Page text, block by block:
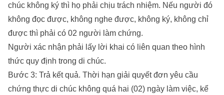
chúc không ký thì họ phải chịu trách nhiệm. Nếu người đó
không đọc được, không nghe được, không ký, không chỉ
được thì phải có 02 người làm chứng.
Người xác nhận phải lấy lời khai có liên quan theo hình
thức quy định trong di chúc.
Bước 3: Trả kết quả. Thời hạn giải quyết đơn yêu cầu
chứng thực di chúc không quá hai (02) ngày làm việc, kể